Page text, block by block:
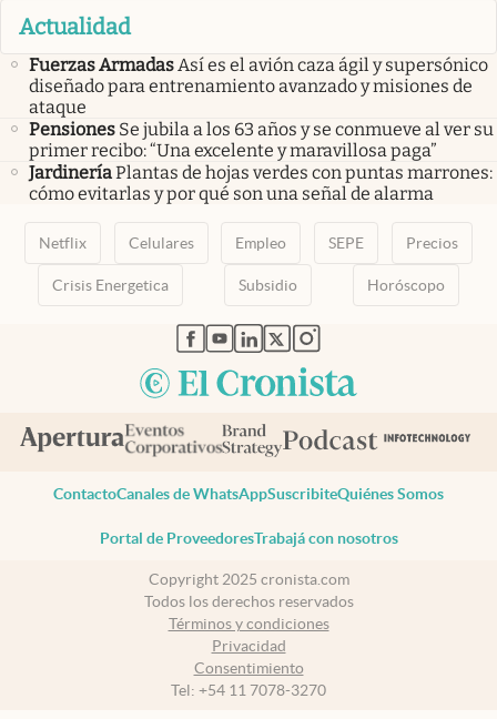
Actualidad
Fuerzas ArmadasAsí es el avión caza ágil y supersónico
diseñado para entrenamiento avanzado y misiones de
ataque
Pensiones Se jubila a los 63 años y se conmueve al ver su
primer recibo: “Una excelente y maravillosa paga”
JardineríaPlantas de hojas verdes con puntas marrones:
cómo evitarlas y por qué son una señal de alarma
Netflix Celulares Empleo SEPE Precios
Crisis Energetica Subsidio Horóscopo
abre en nueva pestaña
abre en nueva pestaña
abre en nueva pestaña
abre en nueva pestaña
abre en nueva pestaña
ContactoCanales de WhatsAppSuscribiteQuiénes Somos
Portal de ProveedoresTrabajá con nosotros
Copyright 2025 cronista.com
Todos los derechos reservados
Términos y condiciones
Privacidad
Consentimiento
Tel: +54 11 7078-3270